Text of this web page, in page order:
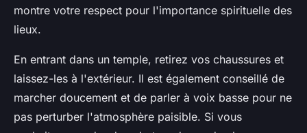
montre votre respect pour l'importance spirituelle des
lieux.
En entrant dans un temple, retirez vos chaussures et
laissez-les à l'extérieur. Il est également conseillé de
marcher doucement et de parler à voix basse pour ne
pas perturber l'atmosphère paisible. Si vous